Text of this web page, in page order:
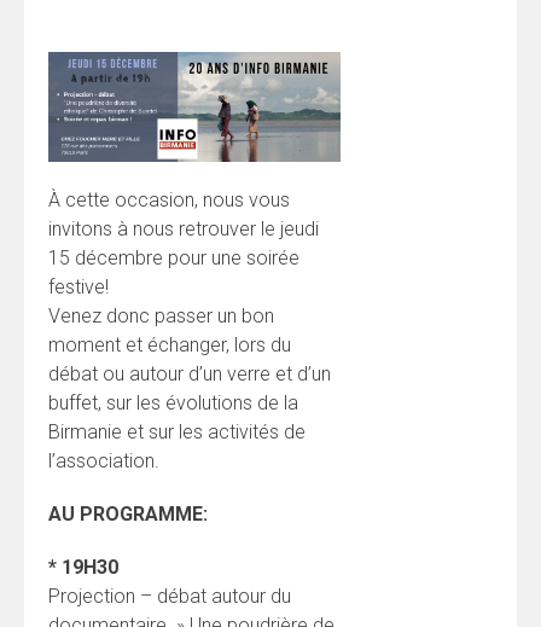
À cette occasion, nous vous
invitons à nous retrouver le jeudi
15 décembre pour une soirée
festive!
Venez donc passer un bon
moment et échanger, lors du
débat ou autour d’un verre et d’un
buffet, sur les évolutions de la
Birmanie et sur les activités de
l’association.
AU PROGRAMME:
* 19H30
Projection – débat autour du